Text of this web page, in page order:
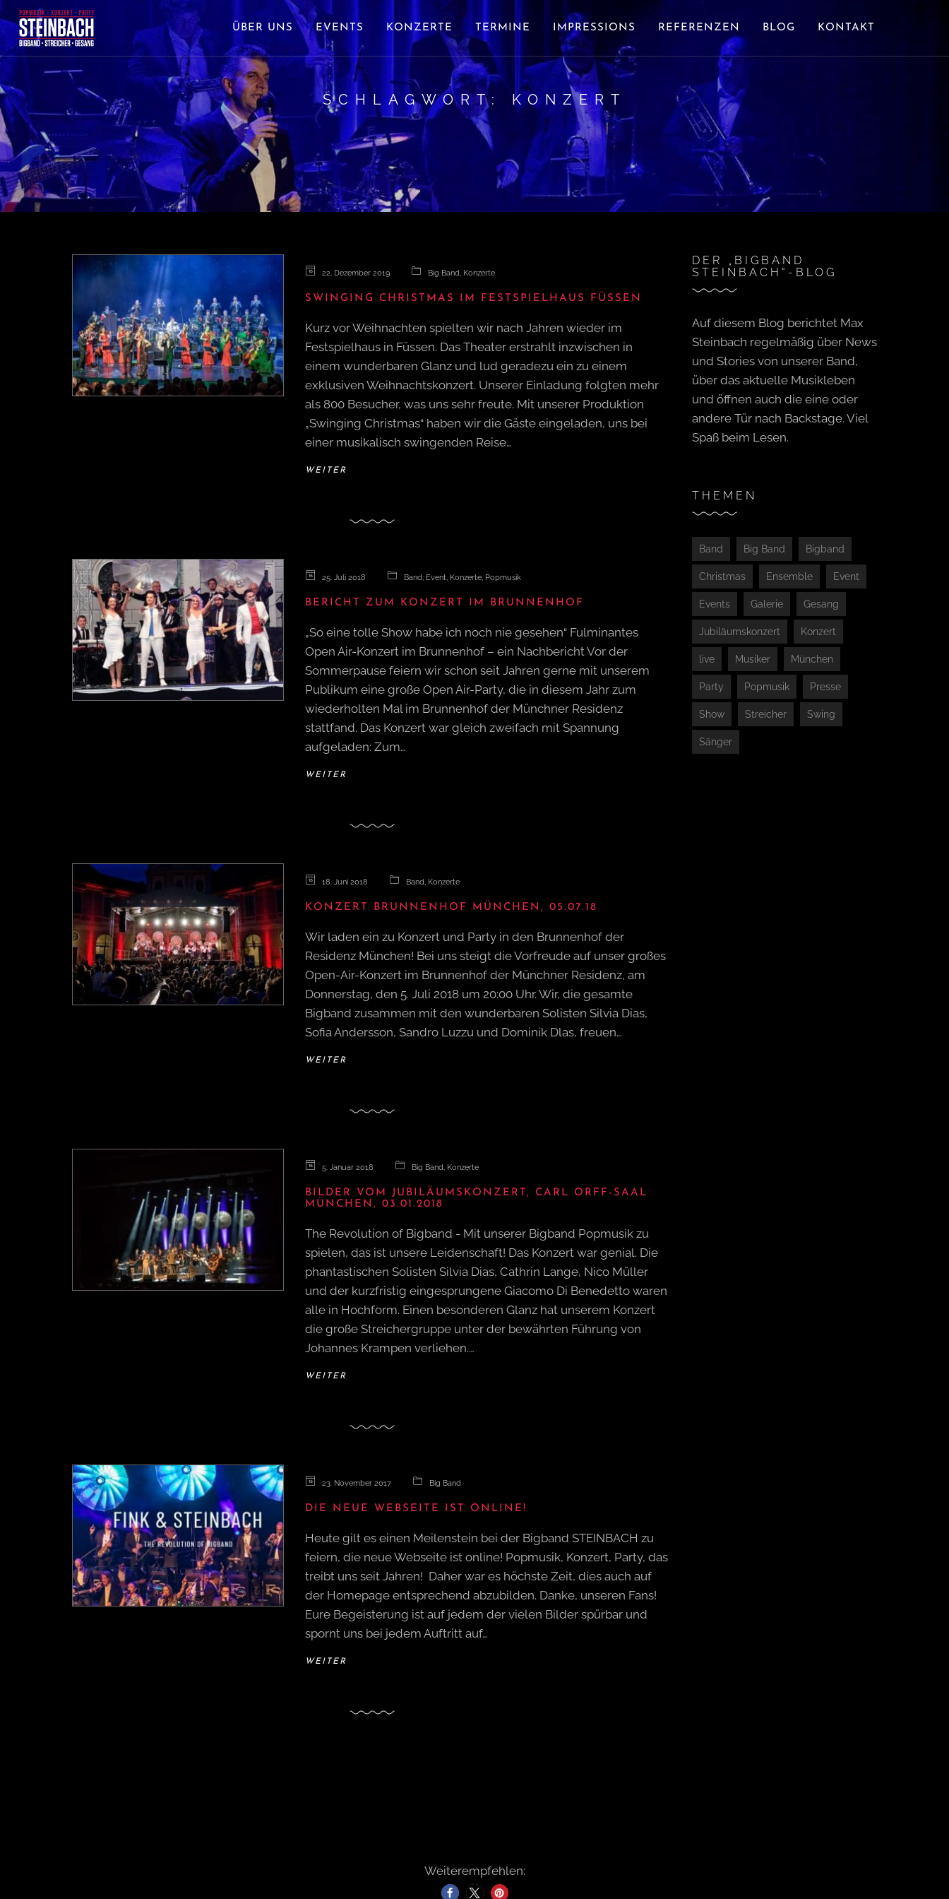
ÜBER UNS EVENTS KONZERTE TERMINE IMPRESSIONS REFERENZEN BLOG KONTAKT
SCHLAGWORT: KONZERT
22. Dezember 2019 Big Band, Konzerte
SWINGING CHRISTMAS IM FESTSPIELHAUS FÜSSEN
Kurz vor Weihnachten spielten wir nach Jahren wieder im
Festspielhaus in Füssen. Das Theater erstrahlt inzwischen in
einem wunderbaren Glanz und lud geradezu ein zu einem
exklusiven Weihnachtskonzert. Unserer Einladung folgten mehr
als 800 Besucher, was uns sehr freute. Mit unserer Produktion
„Swinging Christmas“ haben wir die Gäste eingeladen, uns bei
einer musikalisch swingenden Reise…
WEITER
25. Juli 2018 Band, Event, Konzerte, Popmusik
BERICHT ZUM KONZERT IM BRUNNENHOF
„So eine tolle Show habe ich noch nie gesehen“ Fulminantes
Open Air-Konzert im Brunnenhof – ein Nachbericht Vor der
Sommerpause feiern wir schon seit Jahren gerne mit unserem
Publikum eine große Open Air-Party, die in diesem Jahr zum
wiederholten Mal im Brunnenhof der Münchner Residenz
stattfand. Das Konzert war gleich zweifach mit Spannung
aufgeladen: Zum…
WEITER
18. Juni 2018 Band, Konzerte
KONZERT BRUNNENHOF MÜNCHEN, 05.07.18
Wir laden ein zu Konzert und Party in den Brunnenhof der
Residenz München! Bei uns steigt die Vorfreude auf unser großes
Open-Air-Konzert im Brunnenhof der Münchner Residenz, am
Donnerstag, den 5. Juli 2018 um 20:00 Uhr. Wir, die gesamte
Bigband zusammen mit den wunderbaren Solisten Silvia Dias,
Sofia Andersson, Sandro Luzzu und Dominik Dlas, freuen…
WEITER
5. Januar 2018 Big Band, Konzerte
BILDER VOM JUBILÄUMSKONZERT, CARL ORFF-SAAL
MÜNCHEN, 03.01.2018
The Revolution of Bigband - Mit unserer Bigband Popmusik zu
spielen, das ist unsere Leidenschaft! Das Konzert war genial. Die
phantastischen Solisten Silvia Dias, Cathrin Lange, Nico Müller
und der kurzfristig eingesprungene Giacomo Di Benedetto waren
alle in Hochform. Einen besonderen Glanz hat unserem Konzert
die große Streichergruppe unter der bewährten Führung von
Johannes Krampen verliehen.…
WEITER
23. November 2017 Big Band
DIE NEUE WEBSEITE IST ONLINE!
Heute gilt es einen Meilenstein bei der Bigband STEINBACH zu
feiern, die neue Webseite ist online! Popmusik, Konzert, Party, das
treibt uns seit Jahren! Daher war es höchste Zeit, dies auch auf
der Homepage entsprechend abzubilden. Danke, unseren Fans!
Eure Begeisterung ist auf jedem der vielen Bilder spürbar und
spornt uns bei jedem Auftritt auf…
WEITER
DER „BIGBAND
STEINBACH“-BLOG
Auf diesem Blog berichtet Max
Steinbach regelmäßig über News
und Stories von unserer Band,
über das aktuelle Musikleben
und öffnen auch die eine oder
andere Tür nach Backstage. Viel
Spaß beim Lesen.
THEMEN
Band Big Band Bigband
Christmas Ensemble Event
Events Galerie Gesang
Jubiläumskonzert Konzert
live Musiker München
Party Popmusik Presse
Show Streicher Swing
Sänger
Weiterempfehlen: